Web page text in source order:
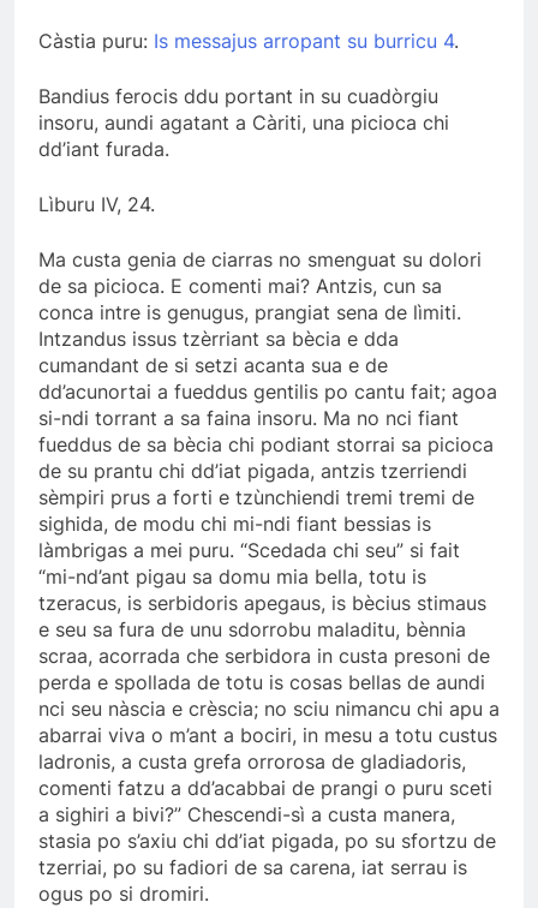
Càstia puru: Is messajus arropant su burricu 4.
Bandius ferocis ddu portant in su cuadòrgiu
insoru, aundi agatant a Càriti, una picioca chi
dd’iant furada.
Lìburu IV, 24.
Ma custa genia de ciarras no smenguat su dolori
de sa picioca. E comenti mai? Antzis, cun sa
conca intre is genugus, prangiat sena de lìmiti.
Intzandus issus tzèrriant sa bècia e dda
cumandant de si setzi acanta sua e de
dd’acunortai a fueddus gentilis po cantu fait; agoa
si-ndi torrant a sa faina insoru. Ma no nci fiant
fueddus de sa bècia chi podiant storrai sa picioca
de su prantu chi dd’iat pigada, antzis tzerriendi
sèmpiri prus a forti e tzùnchiendi tremi tremi de
sighida, de modu chi mi-ndi fiant bessias is
làmbrigas a mei puru. “Scedada chi seu” si fait
“mi-nd’ant pigau sa domu mia bella, totu is
tzeracus, is serbidoris apegaus, is bècius stimaus
e seu sa fura de unu sdorrobu maladitu, bènnia
scraa, acorrada che serbidora in custa presoni de
perda e spollada de totu is cosas bellas de aundi
nci seu nàscia e crèscia; no sciu nimancu chi apu a
abarrai viva o m’ant a bociri, in mesu a totu custus
ladronis, a custa grefa orrorosa de gladiadoris,
comenti fatzu a dd’acabbai de prangi o puru sceti
a sighiri a bivi?” Chescendi-sì a custa manera,
stasia po s’axiu chi dd’iat pigada, po su sfortzu de
tzerriai, po su fadiori de sa carena, iat serrau is
ogus po si dromiri.